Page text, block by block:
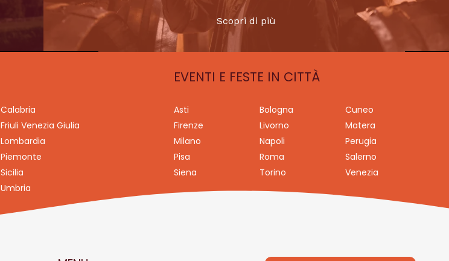
Scopri di più
Calabria
Friuli Venezia Giulia
Lombardia
Piemonte
Sicilia
Umbria
EVENTI E FESTE IN CITTÀ
Asti Bologna
Cuneo
Firenze
Livorno
Matera
Milano
Napoli
Perugia
Pisa
Roma
Salerno
Siena
Torino Venezia